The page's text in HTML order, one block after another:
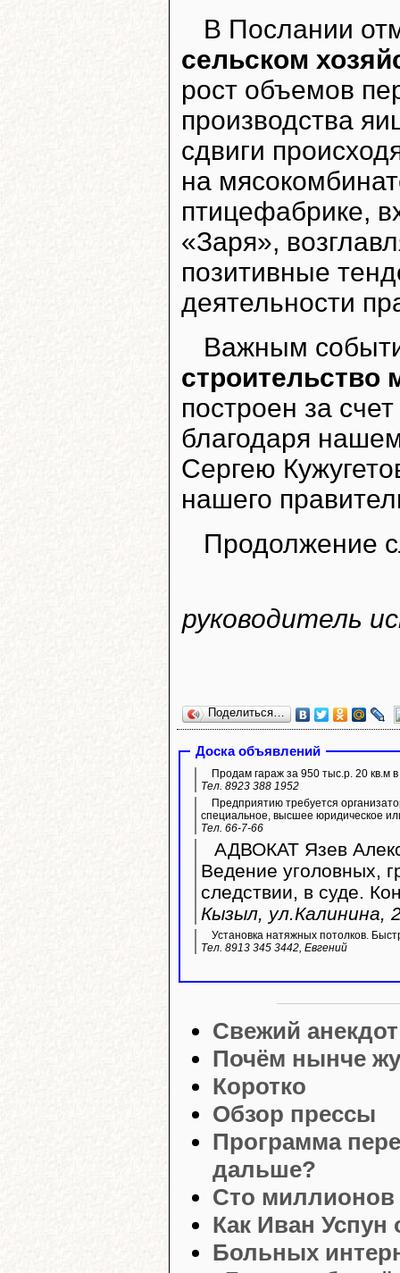
В Послании
сельском
рост объемов
производства
сдвиги
на
птицефабрике,
«Заря»,
позитивные
деятельности
Важным
строительство
построен за
благодаря
Сергею
нашего
Продолжение
руководитель
Поделиться…
Доска объявлений
Продам гараж за 950 тыс.р. 20 кв.м
Тел. 8923 388 1952
Предприятию требуется
специальное, высшее юридическое
Тел. 66-7-66
АДВОКАТ Язев
Ведение уголовных,
следствии, в суде.
Кызыл, ул.Калинина,
Установка натяжных потолков.
Тел. 8913 345 3442, Евгений
Свежий анекдот
Почём нынче
Коротко
Обзор прессы
Программа
дальше?
Сто миллионов
Как Иван Успун
Больных